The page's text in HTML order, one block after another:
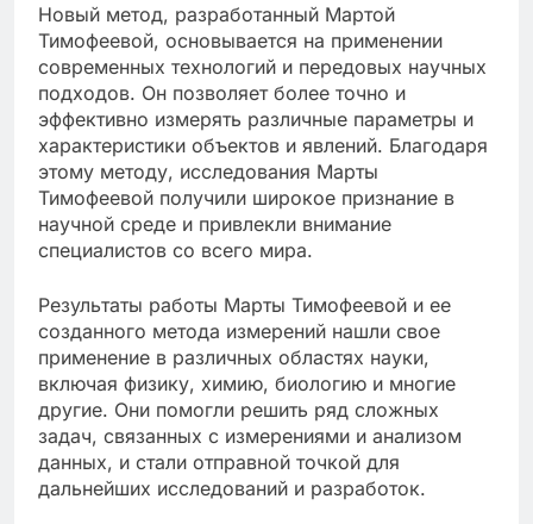
Новый метод, разработанный Мартой
Тимофеевой, основывается на применении
современных технологий и передовых научных
подходов. Он позволяет более точно и
эффективно измерять различные параметры и
характеристики объектов и явлений. Благодаря
этому методу, исследования Марты
Тимофеевой получили широкое признание в
научной среде и привлекли внимание
специалистов со всего мира.
Результаты работы Марты Тимофеевой и ее
созданного метода измерений нашли свое
применение в различных областях науки,
включая физику, химию, биологию и многие
другие. Они помогли решить ряд сложных
задач, связанных с измерениями и анализом
данных, и стали отправной точкой для
дальнейших исследований и разработок.